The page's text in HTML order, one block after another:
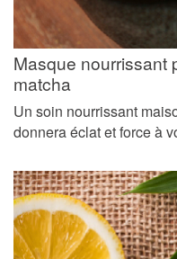
Masque nourrissant
matcha
Un soin nourrissant
donnera éclat et force à